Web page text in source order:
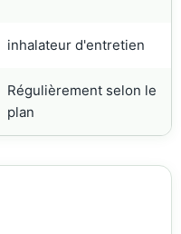
inhalateur d'entretien
Régulièrement selon le
plan